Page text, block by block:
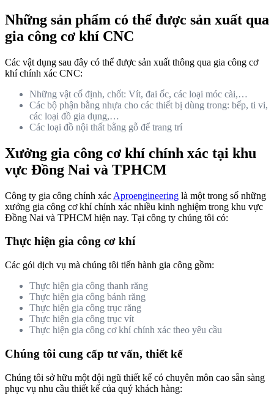
Những sản phẩm có thể được sản xuất qua
gia công cơ khí CNC
Các vật dụng sau đây có thể được sản xuất thông qua gia công cơ
khí chính xác CNC:
Những vật cố định, chốt: Vít, đai ốc, các loại móc cài,…
Các bộ phận bằng nhựa cho các thiết bị dùng trong: bếp, ti vi,
các loại đồ gia dụng,…
Các loại đồ nội thất bằng gỗ để trang trí
Xưởng gia công cơ khí chính xác tại khu
vực Đồng Nai và TPHCM
Công ty gia công chính xác Aproengineering là một trong số những
xưởng gia công cơ khí chính xác nhiều kinh nghiệm trong khu vực
Đồng Nai và TPHCM hiện nay. Tại công ty chúng tôi có:
Thực hiện gia công cơ khí
Các gói dịch vụ mà chúng tôi tiến hành gia công gồm:
Thực hiện gia công thanh răng
Thực hiện gia công bánh răng
Thực hiện gia công trục răng
Thực hiện gia công trục vít
Thực hiện gia công cơ khí chính xác theo yêu cầu
Chúng tôi cung cấp tư vấn, thiết kế
Chúng tôi sở hữu một đội ngũ thiết kế có chuyên môn cao sẵn sàng
phục vụ nhu cầu thiết kế của quý khách hàng: